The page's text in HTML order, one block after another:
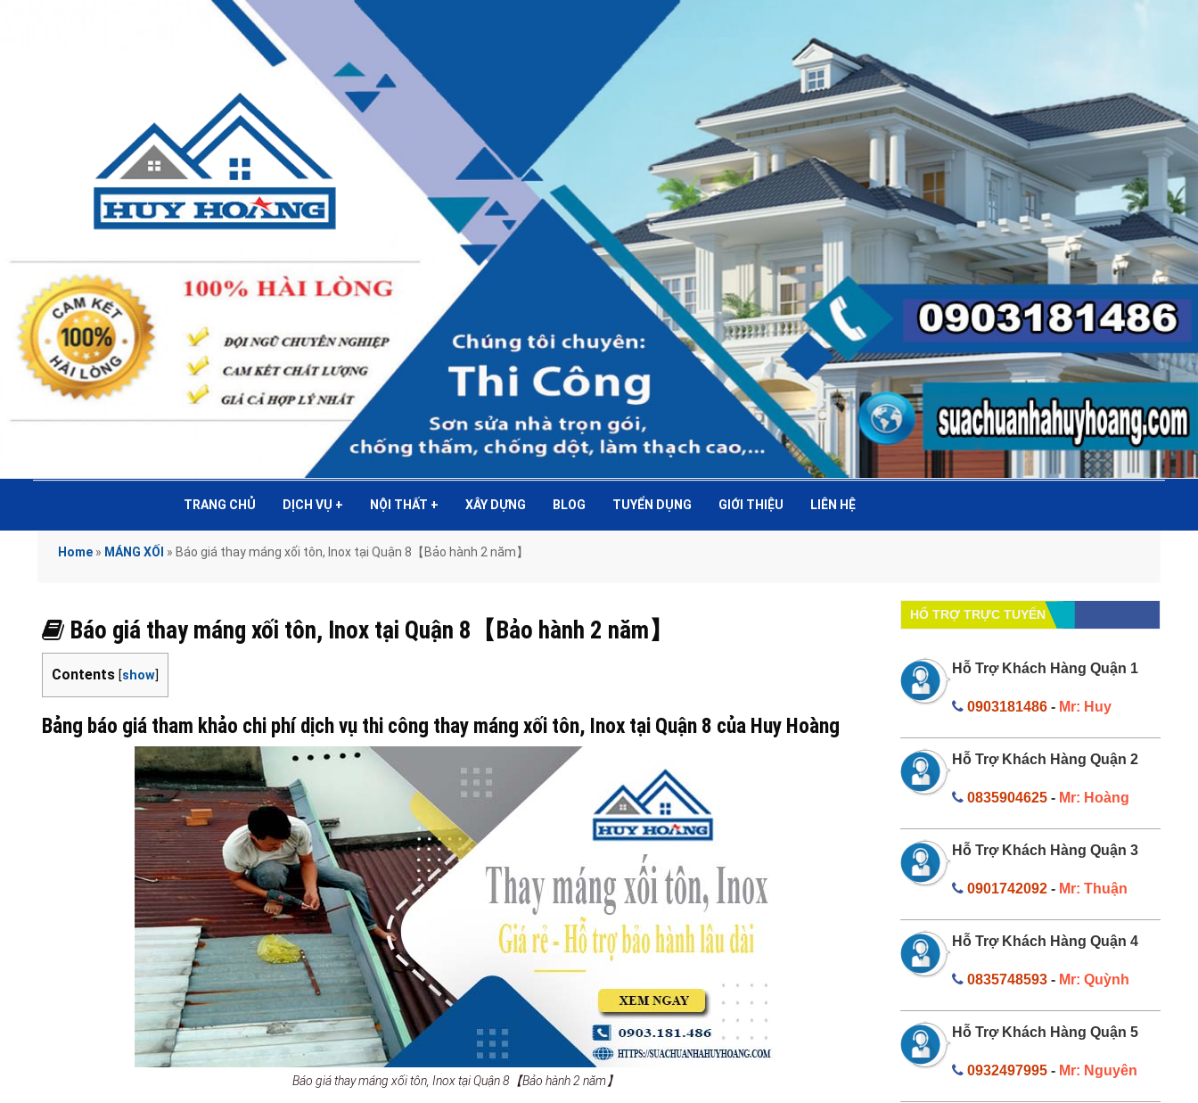
TRANG CHỦ DỊCH VỤ + NỘI THẤT + XÂY DỰNG BLOG TUYỂN DỤNG GIỚI THIỆU LIÊN HỆ
Home » MÁNG XỐI » Báo giá thay máng xối tôn, Inox tại Quận 8【Bảo hành 2 năm】
Báo giá thay máng xối tôn, Inox tại Quận 8【Bảo hành 2 năm】
Contents [show]
Bảng báo giá tham khảo chi phí dịch vụ thi công thay máng xối tôn, Inox tại Quận 8 của Huy Hoàng
Báo giá thay máng xối tôn, Inox tại Quận 8【Bảo hành 2 năm】
HỔ TRỢ TRỰC TUYẾN
Hỗ Trợ Khách Hàng Quận 1
0903181486 - Mr: Huy
Hỗ Trợ Khách Hàng Quận 2
0835904625 - Mr: Hoàng
Hỗ Trợ Khách Hàng Quận 3
0901742092 - Mr: Thuận
Hỗ Trợ Khách Hàng Quận 4
0835748593 - Mr: Quỳnh
Hỗ Trợ Khách Hàng Quận 5
0932497995 - Mr: Nguyên